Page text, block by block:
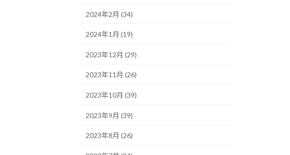
2024年2月 (34)
2024年1月 (19)
2023年12月 (29)
2023年11月 (26)
2023年10月 (39)
2023年9月 (39)
2023年8月 (26)